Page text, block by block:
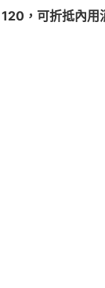
120，可折抵